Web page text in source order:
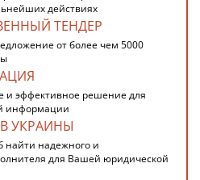
действиях
ТЕНДЕР
от более чем 5000
и эффективное решение для
информации
УКРАИНЫ
найти надежного и
для Вашей юридической